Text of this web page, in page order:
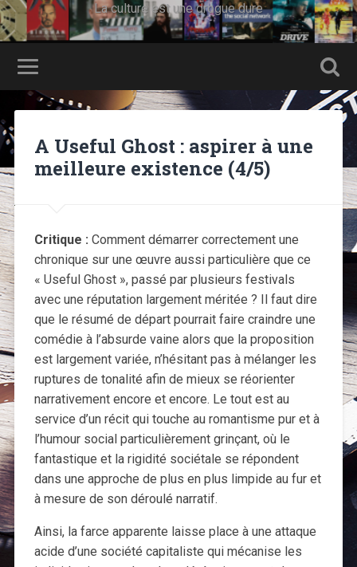
La culture est une drogue dure
A Useful Ghost : aspirer à une
meilleure existence (4/5)
Critique : Comment démarrer correctement une
chronique sur une œuvre aussi particulière que ce
« Useful Ghost », passé par plusieurs festivals
avec une réputation largement méritée ? Il faut dire
que le résumé de départ pourrait faire craindre une
comédie à l’absurde vaine alors que la proposition
est largement variée, n’hésitant pas à mélanger les
ruptures de tonalité afin de mieux se réorienter
narrativement encore et encore. Le tout est au
service d’un récit qui touche au romantisme pur et à
l’humour social particulièrement grinçant, où le
fantastique et la rigidité sociétale se répondent
dans une approche de plus en plus limpide au fur et
à mesure de son déroulé narratif.
Ainsi, la farce apparente laisse place à une attaque
acide d’une société capitaliste qui mécanise les